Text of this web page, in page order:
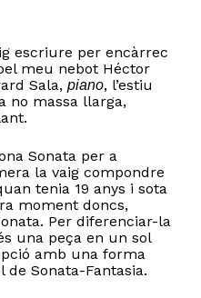
escriure per encàrrec
meu nebot Héctor
Sala, piano, l’estiu
no massa llarga,
Sonata per a
la vaig compondre
tenia 19 anys i sota
moment doncs,
Per diferenciar-la
una peça en un sol
amb una forma
de Sonata-Fantasia.